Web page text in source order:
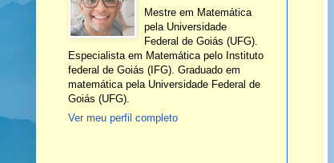
Mestre em Matemática
pela Universidade
Federal de Goiás (UFG).
Especialista em Matemática pelo Instituto
federal de Goiás (IFG). Graduado em
matemática pela Universidade Federal de
Goiás (UFG).
Ver meu perfil completo